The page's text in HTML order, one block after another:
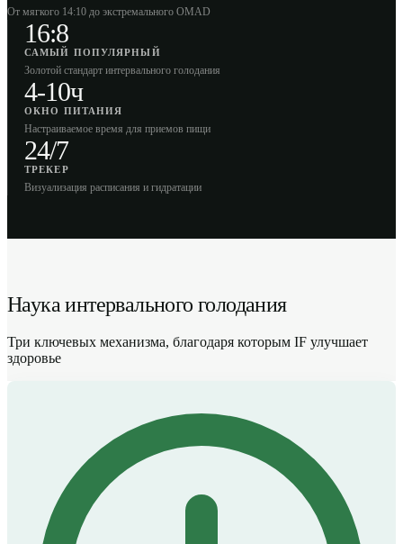
От мягкого 14:10 до экстремального OMAD
16:8
САМЫЙ ПОПУЛЯРНЫЙ
Золотой стандарт интервального голодания
4-10ч
ОКНО ПИТАНИЯ
Настраиваемое время для приемов пищи
24/7
ТРЕКЕР
Визуализация расписания и гидратации
Наука интервального голодания
Три ключевых механизма, благодаря которым IF улучшает
здоровье